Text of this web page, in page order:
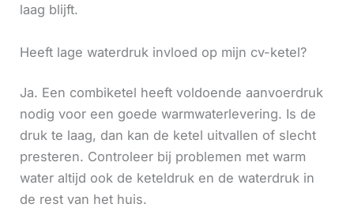
laag blijft.
Heeft lage waterdruk invloed op mijn cv-ketel?
Ja. Een combiketel heeft voldoende aanvoerdruk
nodig voor een goede warmwaterlevering. Is de
druk te laag, dan kan de ketel uitvallen of slecht
presteren. Controleer bij problemen met warm
water altijd ook de keteldruk en de waterdruk in
de rest van het huis.